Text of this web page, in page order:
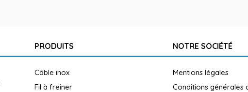
PRODUITS
Câble inox
Fil à freiner
NOTRE SOCIÉTÉ
Mentions légales
Conditions générales